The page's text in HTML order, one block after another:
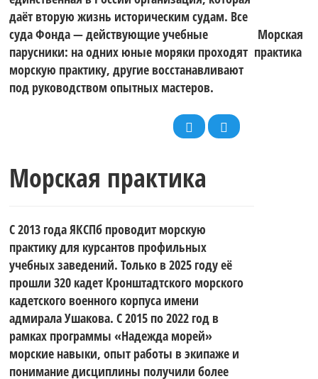
даёт вторую жизнь историческим судам. Все
суда Фонда — действующие учебные
парусники: на одних юные моряки проходят
морскую практику, другие восстанавливают
под руководством опытных мастеров.
Морская
практика
Морская практика
С 2013 года ЯКСПб проводит морскую
практику для курсантов профильных
учебных заведений. Только в 2025 году её
прошли 320 кадет Кронштадтского морского
кадетского военного корпуса имени
адмирала Ушакова. С 2015 по 2022 год в
рамках программы «Надежда морей»
морские навыки, опыт работы в экипаже и
понимание дисциплины получили более